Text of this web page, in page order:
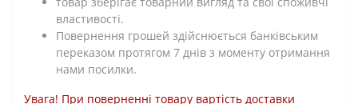
властивості.
Повернення грошей здійснюється банківським
переказом протягом 7 днів з моменту отримання
нами посилки.
Увага! При поверненні товару вартість доставки